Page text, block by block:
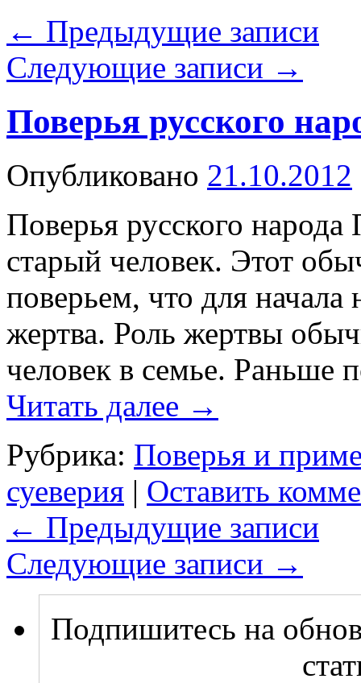
← Предыдущие записи
Следующие записи →
Поверья русского
Опубликовано 21.10.2012
Поверья русского
старый человек. Этот
поверьем, что для начала
жертва. Роль жертвы
человек в семье. Раньше
Читать далее →
Рубрика: Поверья и
суеверия | Оставить
← Предыдущие записи
Следующие записи →
Подпишитесь на